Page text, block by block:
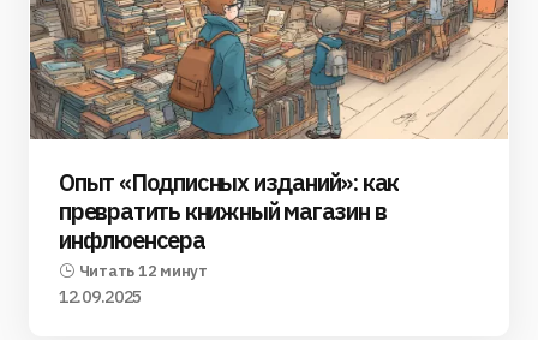
Опыт «Подписных изданий»: как
превратить книжный магазин в
инфлюенсера
Читать 12 минут
12.09.2025